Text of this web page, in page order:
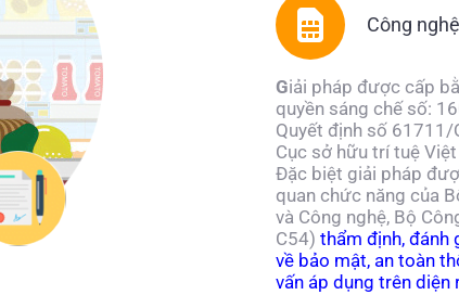
Công nghệ
Giải pháp được cấp
quyền sáng chế số:
Quyết định số 61711/
Cục sở hữu trí tuệ
Đặc biệt giải pháp
quan chức năng của
và Công nghệ, Bộ
C54) thẩm định, đánh
về bảo mật, an toàn
vấn áp dụng trên diện